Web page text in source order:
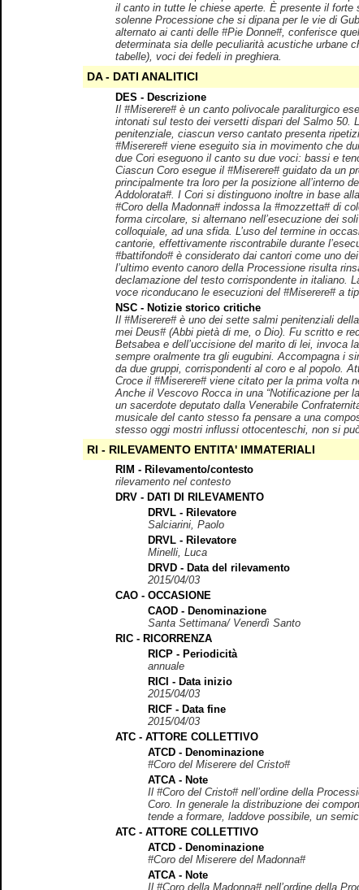
il canto in tutte le chiese aperte. È presente il forte
solenne Processione che si dipana per le vie di
alternato ai canti delle #Pie Donne#, conferisce
determinata sia delle peculiarità acustiche urbane
tabelle), voci dei fedeli in preghiera.
DA - DATI ANALITICI
DES - Descrizione
Il #Miserere# è un canto polivocale paraliturgico
intonati sul testo dei versetti dispari del Salmo 50.
penitenziale, ciascun verso cantato presenta
#Miserere# viene eseguito sia in movimento che
due Cori eseguono il canto su due voci: bassi e
Ciascun Coro esegue il #Miserere# guidato da un
principalmente tra loro per la posizione all’interno
Addolorata#. I Cori si distinguono inoltre in base
#Coro della Madonna# indossa la #mozzetta# di
forma circolare, si alternano nell’esecuzione dei
colloquiale, ad una sfida. L’uso del termine in
cantorie, effettivamente riscontrabile durante
#battifondo# è considerato dai cantori come uno
l’ultimo evento canoro della Processione risulta
declamazione del testo corrispondente in italiano.
voce riconducano le esecuzioni del #Miserere# a
NSC - Notizie storico critiche
Il #Miserere# è uno dei sette salmi penitenziali
mei Deus# (Abbi pietà di me, o Dio). Fu scritto e
Betsabea e dell’uccisione del marito di lei, invoca
sempre oralmente tra gli eugubini. Accompagna i
da due gruppi, corrispondenti al coro e al popolo.
Croce il #Miserere# viene citato per la prima volta
Anche il Vescovo Rocca in una “Notificazione per
un sacerdote deputato dalla Venerabile
musicale del canto stesso fa pensare a una
stesso oggi mostri influssi ottocenteschi, non si
RI - RILEVAMENTO ENTITA' IMMATERIALI
RIM - Rilevamento/contesto
rilevamento nel contesto
DRV - DATI DI RILEVAMENTO
DRVL - Rilevatore
Salciarini, Paolo
DRVL - Rilevatore
Minelli, Luca
DRVD - Data del rilevamento
2015/04/03
CAO - OCCASIONE
CAOD - Denominazione
Santa Settimana/ Venerdì Santo
RIC - RICORRENZA
RICP - Periodicità
annuale
RICI - Data inizio
2015/04/03
RICF - Data fine
2015/04/03
ATC - ATTORE COLLETTIVO
ATCD - Denominazione
#Coro del Miserere del Cristo#
ATCA - Note
Il #Coro del Cristo# nell’ordine della
Coro. In generale la distribuzione dei
tende a formare, laddove possibile, un
ATC - ATTORE COLLETTIVO
ATCD - Denominazione
#Coro del Miserere del Madonna#
ATCA - Note
Il #Coro della Madonna# nell’ordine della